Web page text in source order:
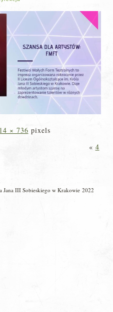
× 736 pixels
« 4
Jana III Sobieskiego w Krakowie 2022